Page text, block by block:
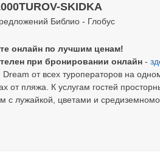
SKIDKA
Библио - Глобус
онлайн по лучшим ценам!
при бронировании онлайн -
от всех туроператоров на
от пляжа. К услугам гостей
с лужайкой, цветами и